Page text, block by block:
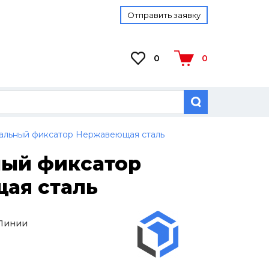
Отправить заявку
0 0
фиксатор Нержавеющая сталь
фиксатор
сталь